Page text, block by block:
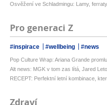
Osvěžení ve Schladmingu: Lamy,
Pro generaci Z
#inspirace #wellbeing #news
Pop Culture Wrap: Ariana Grande
Alt news: MGK v tom zas lítá, Jared
RECEPT: Perfektní letní kombinace,
Zdraví